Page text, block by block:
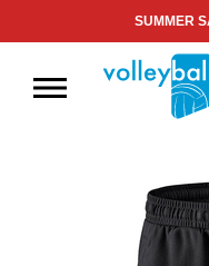
SUMMER